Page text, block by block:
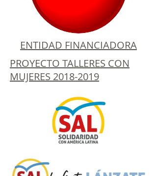
ENTIDAD FINANCIADORA
PROYECTO TALLERES CON
MUJERES 2018-2019